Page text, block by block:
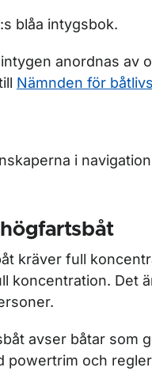
blåa intygsbok.
anordnas av
Nämnden för
i
kräver full
koncentration. Det
avser båtar som
powertrim och